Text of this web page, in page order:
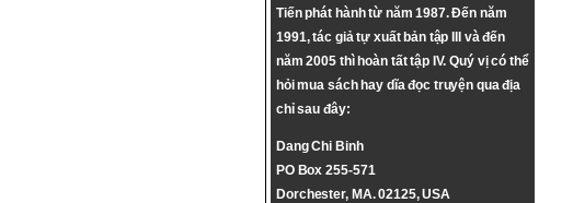
Tiến phát hành từ năm 1987. Đến năm
1991, tác giả tự xuất bản tập III và đến
năm 2005 thì hoàn tất tập IV. Quý vị có thể
hỏi mua sách hay dĩa đọc truyện qua địa
chỉ sau đây:
Dang Chi Binh
PO Box 255-571
Dorchester, MA. 02125, USA